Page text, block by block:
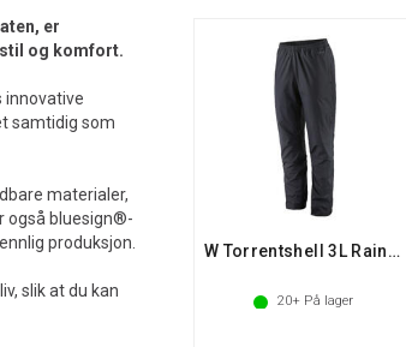
er
stil og komfort.
innovative
samtidig som
materialer,
også bluesign®-
produksjon.
slik at du kan
W Torrentshell 3L Rain Pants - Reg
20+ På lager